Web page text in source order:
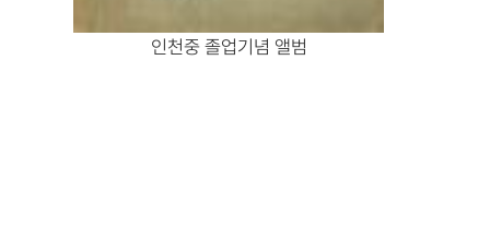
인천중 졸업기념 앨범